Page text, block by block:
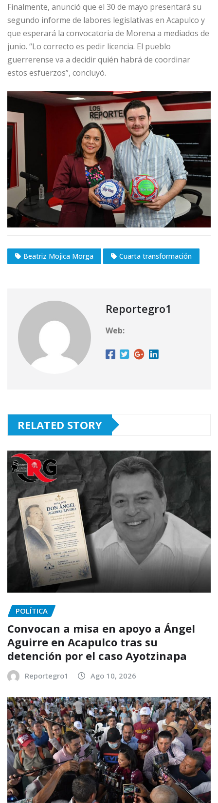
Finalmente, anunció que el 30 de mayo presentará su
segundo informe de labores legislativas en Acapulco y
que esperará la convocatoria de Morena a mediados de
junio. “Lo correcto es pedir licencia. El pueblo
guerrerense va a decidir quién habrá de coordinar
estos esfuerzos”, concluyó.
Beatriz Mojica Morga Cuarta transformación
Reportegro1
Web:
RELATED STORY
POLÍTICA
Convocan a misa en apoyo a Ángel
Aguirre en Acapulco tras su
detención por el caso Ayotzinapa
Reportegro1 Ago 10, 2026